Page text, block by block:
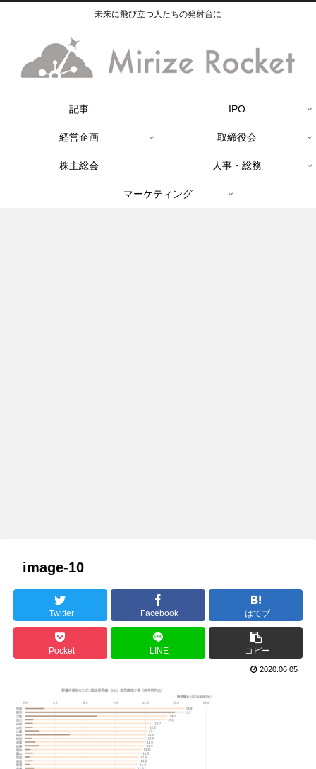
未来に飛び立つ人たちの発射台に
記事 IPO
経営企画 取締役会
株主総会 人事・総務
マーケティング
image-10
Twitter Facebook はてブ
Pocket LINE コピー
2020.06.05